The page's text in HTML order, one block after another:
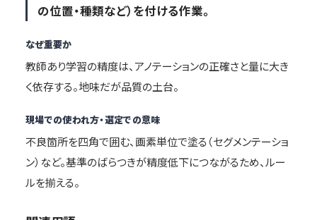
の位置・種類など）を付ける作業。
なぜ重要か
教師あり学習の精度は、アノテーションの正確さと量に大き
く依存する。地味だが品質の土台。
現場での使われ方・選定での意味
不良箇所を四角で囲む、画素単位で塗る（セグメンテーショ
ン）など。基準のばらつきが精度低下につながるため、ルー
ルを揃える。